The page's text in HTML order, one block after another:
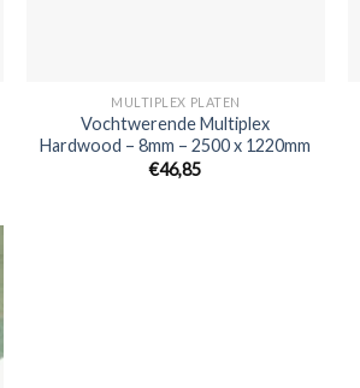
MULTIPLEX PLATEN
Vochtwerende Multiplex
Hardwood – 8mm – 2500 x 1220mm
€46,85